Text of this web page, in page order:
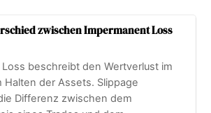
zwischen Impermanent Loss
beschreibt den Wertverlust im
Halten der Assets. Slippage
Differenz zwischen dem